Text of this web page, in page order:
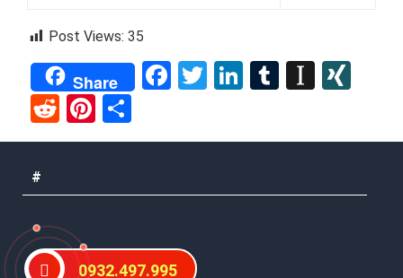
Post Views: 35
Share Facebook
TwitterLinkedIn
Tumblr
RedditPinterest
#
# 0932.497.995